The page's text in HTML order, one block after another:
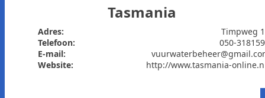
Tasmania
Adres:
Timpweg
Telefoon:
050-
E-mail:
Website:
http://www.tasmania-